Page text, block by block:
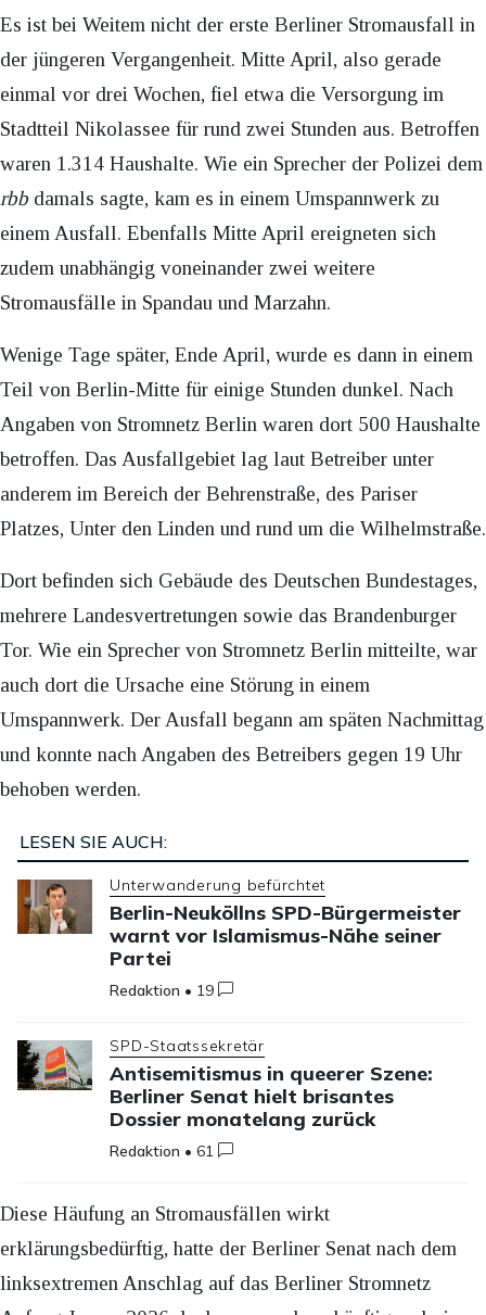
Es ist bei Weitem nicht der erste Berliner Stromausfall in
der jüngeren Vergangenheit. Mitte April, also gerade
einmal vor drei Wochen, fiel etwa die Versorgung im
Stadtteil Nikolassee für rund zwei Stunden aus. Betroffen
waren 1.314 Haushalte. Wie ein Sprecher der Polizei dem
rbbdamals sagte, kam es in einem Umspannwerk zu
einem Ausfall. Ebenfalls Mitte April ereigneten sich
zudem unabhängig voneinander zwei weitere
Stromausfälle in Spandau und Marzahn.
Wenige Tage später, Ende April, wurde es dann in einem
Teil von Berlin-Mitte für einige Stunden dunkel. Nach
Angaben von Stromnetz Berlin waren dort 500 Haushalte
betroffen. Das Ausfallgebiet lag laut Betreiber unter
anderem im Bereich der Behrenstraße, des Pariser
Platzes, Unter den Linden und rund um die Wilhelmstraße.
Dort befinden sich Gebäude des Deutschen Bundestages,
mehrere Landesvertretungen sowie das Brandenburger
Tor. Wie ein Sprecher von Stromnetz Berlin mitteilte, war
auch dort die Ursache eine Störung in einem
Umspannwerk. Der Ausfall begann am späten Nachmittag
und konnte nach Angaben des Betreibers gegen 19 Uhr
behoben werden.
LESEN SIE AUCH:
Unterwanderung befürchtet
Berlin-Neuköllns SPD-Bürgermeister
warnt vor Islamismus-Nähe seiner
Partei
Redaktion • 19
SPD-Staatssekretär
Antisemitismus in queerer Szene:
Berliner Senat hielt brisantes
Dossier monatelang zurück
Redaktion •61
Diese Häufung an Stromausfällen wirkt
erklärungsbedürftig, hatte der Berliner Senat nach dem
linksextremen Anschlag auf das Berliner Stromnetz